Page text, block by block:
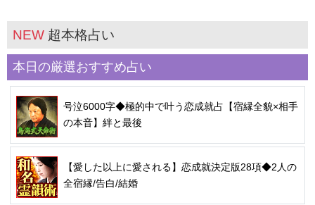
NEW 超本格占い
本日の厳選おすすめ占い
号泣6000字◆極的中で叶う恋成就占【宿縁全貌×相手
の本音】絆と最後
【愛した以上に愛される】恋成就決定版28項◆2人の
全宿縁/告白/結婚